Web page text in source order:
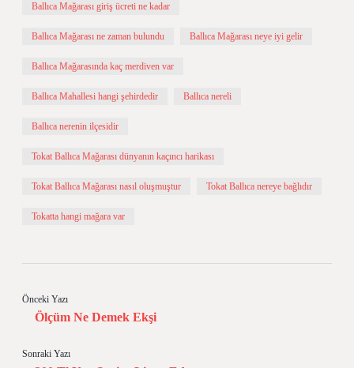
Ballıca Mağarası giriş ücreti ne kadar
Ballıca Mağarası ne zaman bulundu Ballıca Mağarası neye iyi gelir
Ballıca Mağarasında kaç merdiven var
Ballıca Mahallesi hangi şehirdedir Ballıca nereli
Ballıca nerenin ilçesidir
Tokat Ballıca Mağarası dünyanın kaçıncı harikası
Tokat Ballıca Mağarası nasıl oluşmuştur Tokat Ballıca nereye bağlıdır
Tokatta hangi mağara var
Önceki Yazı
Ölçüm Ne Demek Ekşi
Sonraki Yazı